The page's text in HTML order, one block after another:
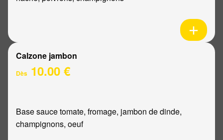
Calzone jambon
Dès 10.00 €
Base sauce tomate, fromage, jambon de dinde,
champignons, oeuf